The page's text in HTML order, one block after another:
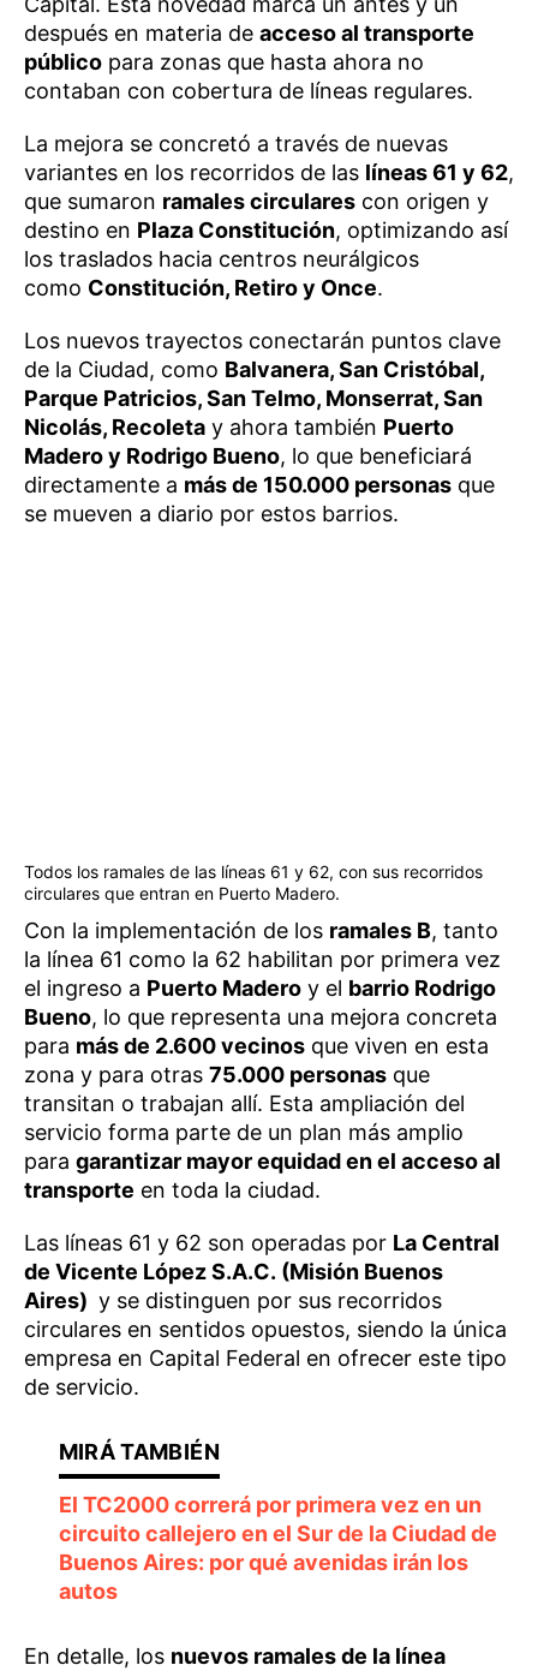
después en materia de acceso al transporte
público para zonas que hasta ahora no
contaban con cobertura de líneas regulares.
La mejora se concretó a través de nuevas
variantes en los recorridos de las líneas 61 y 62,
que sumaron ramales circulares con origen y
destino en Plaza Constitución, optimizando así
los traslados hacia centros neurálgicos
como Constitución, Retiro y Once.
Los nuevos trayectos conectarán puntos clave
de la Ciudad, como Balvanera, San Cristóbal,
Parque Patricios, San Telmo, Monserrat, San
Nicolás, Recoleta y ahora también Puerto
Madero y Rodrigo Bueno, lo que beneficiará
directamente a más de 150.000 personas que
se mueven a diario por estos barrios.
Todos los ramales de las líneas 61 y 62, con sus recorridos
circulares que entran en Puerto Madero.
Con la implementación de los ramales B, tanto
la línea 61 como la 62 habilitan por primera vez
el ingreso a Puerto Madero y el barrio Rodrigo
Bueno, lo que representa una mejora concreta
para más de 2.600 vecinos que viven en esta
zona y para otras 75.000 personas que
transitan o trabajan allí. Esta ampliación del
servicio forma parte de un plan más amplio
para garantizar mayor equidad en el acceso al
transporte en toda la ciudad.
Las líneas 61 y 62 son operadas por La Central
de Vicente López S.A.C. (Misión Buenos
Aires) y se distinguen por sus recorridos
circulares en sentidos opuestos, siendo la única
empresa en Capital Federal en ofrecer este tipo
de servicio.
El TC2000 correrá por primera vez en un
circuito callejero en el Sur de la Ciudad de
Buenos Aires: por qué avenidas irán los
autos
En detalle, los nuevos ramales de la línea